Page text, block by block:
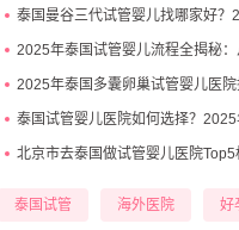
泰国曼谷三代试管婴儿找哪家好？2025
2025年泰国试管婴儿流程全揭秘：从
2025年泰国多囊卵巢试管婴儿医院
泰国试管婴儿医院如何选择？2025年五
北京市去泰国做试管婴儿医院
泰国试管 海外医院 好